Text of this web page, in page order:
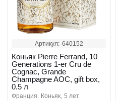
Артикул: 640152
Коньяк Pierre Ferrand, 10
Generations 1-er Cru de
Cognac, Grande
Champagne AOC, gift box,
0.5 л
франция коньяк 5 лет